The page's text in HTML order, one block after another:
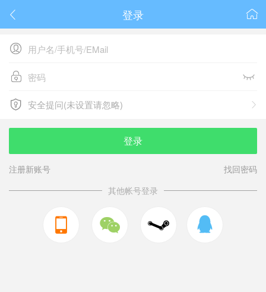
 
登录

 
 
安全提问(未设置请忽略)
安全提问(未设置请忽略)
登录
注册新账号
找回密码
其他帐号登录
  